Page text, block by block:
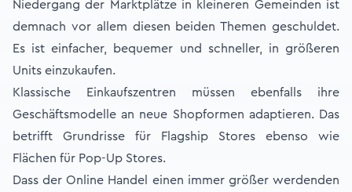
Niedergang der Marktplätze in kleineren Gemeinden ist
demnach vor allem diesen beiden Themen geschuldet.
Es ist einfacher, bequemer und schneller, in größeren
Units einzukaufen.
Klassische Einkaufszentren müssen ebenfalls ihre
Geschäftsmodelle an neue Shopformen adaptieren. Das
betrifft Grundrisse für Flagship Stores ebenso wie
Flächen für Pop-Up Stores.
Dass der Online Handel einen immer größer werdenden